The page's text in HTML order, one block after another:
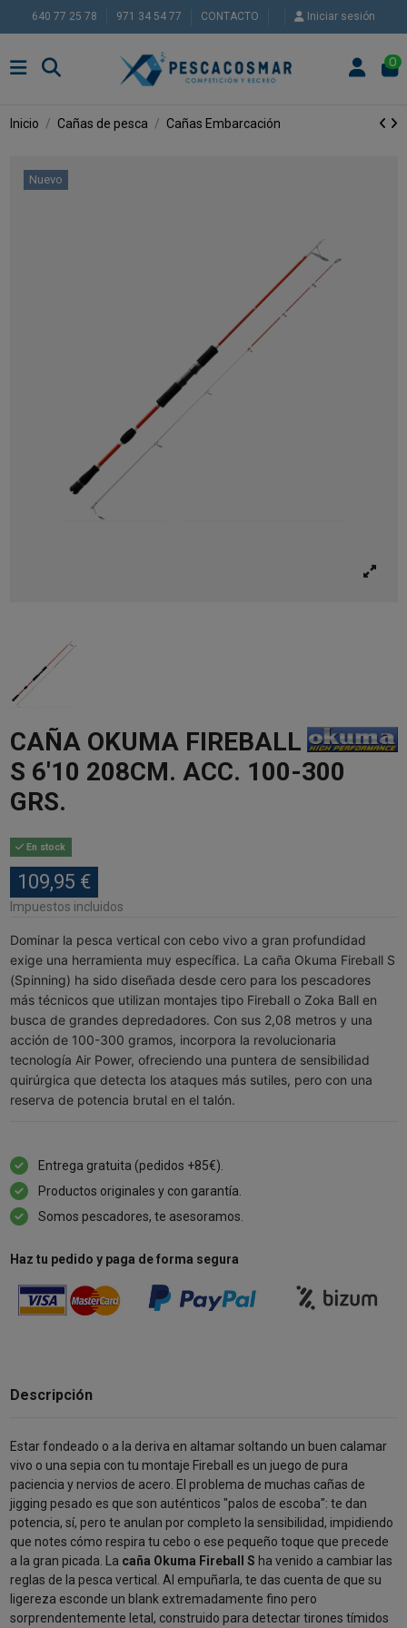
640 77 25 78 971 34 54 77 CONTACTO Iniciar sesión
0
Inicio Cañas de pesca Cañas Embarcación
Nuevo
CAÑA OKUMA FIREBALL
S 6'10 208CM. ACC. 100-300
GRS.
En stock
109,95 €
Impuestos incluidos
Dominar la pesca vertical con cebo vivo a gran profundidad
exige una herramienta muy específica. La caña Okuma Fireball S
(Spinning) ha sido diseñada desde cero para los pescadores
más técnicos que utilizan montajes tipo Fireball o Zoka Ball en
busca de grandes depredadores. Con sus 2,08 metros y una
acción de 100-300 gramos, incorpora la revolucionaria
tecnología Air Power, ofreciendo una puntera de sensibilidad
quirúrgica que detecta los ataques más sutiles, pero con una
reserva de potencia brutal en el talón.
Entrega gratuita (pedidos +85€).
Productos originales y con garantía.
Somos pescadores, te asesoramos.
Haz tu pedido y paga de forma segura
Descripción
Estar fondeado o a la deriva en altamar soltando un buen calamar
vivo o una sepia con tu montaje Fireball es un juego de pura
paciencia y nervios de acero. El problema de muchas cañas de
jigging pesado es que son auténticos "palos de escoba": te dan
potencia, sí, pero te anulan por completo la sensibilidad, impidiendo
que notes cómo respira tu cebo o ese pequeño toque que precede
a la gran picada. La caña Okuma Fireball S ha venido a cambiar las
reglas de la pesca vertical. Al empuñarla, te das cuenta de que su
ligereza esconde un blank extremadamente fino pero
sorprendentemente letal, construido para detectar tirones tímidos